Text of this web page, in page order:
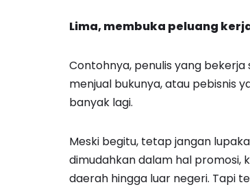
Lima, membuka peluang
Contohnya, penulis yang
menjual bukunya, atau pebisnis
banyak lagi.
Meski begitu, tetap jangan
dimudahkan dalam hal promosi,
daerah hingga luar negeri. Tapi